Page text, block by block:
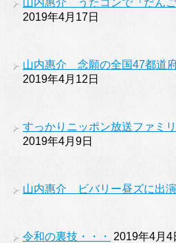
山内惠介 うたコンで『だん
2019年4月17日
山内惠介 念願の全国47都道
2019年4月12日
すっかりニッポン放送ファミ
2019年4月9日
山内惠介 ビバリー昼ズに出演
令和の裏技・・・ 2019年4月4